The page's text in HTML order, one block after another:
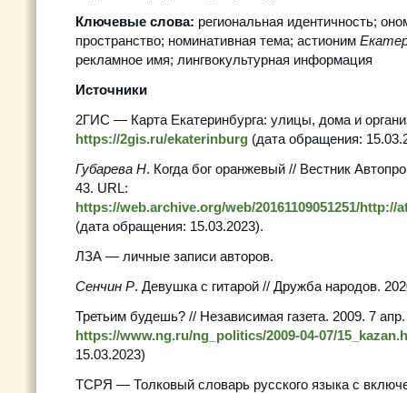
Ключевые слова: региональная идентичность;
пространство; номинативная тема; астионим
рекламное имя; лингвокультурная информация
Источники
2ГИС — Карта Екатеринбурга: улицы, дома и
https://2gis.ru/ekaterinburg (дата обращения:
Губарева Н. Когда бог оранжевый // Вестник
43. URL:
https://web.archive.org/web/20161109051251/
(дата обращения: 15.03.2023).
ЛЗА — личные записи авторов.
Сенчин Р. Девушка с гитарой // Дружба народов.
Третьим будешь? // Независимая газета. 2009. 7
https://www.ng.ru/ng_politics/2009-04-07/
15.03.2023)
ТСРЯ — Толковый словарь русского языка с